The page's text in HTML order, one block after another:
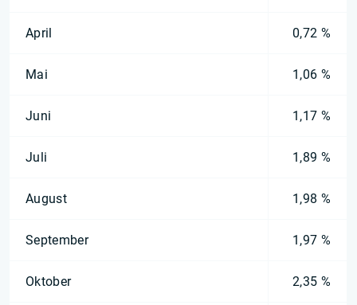
April 0,72 %
Mai 1,06 %
Juni 1,17 %
Juli 1,89 %
August 1,98 %
September 1,97 %
Oktober 2,35 %